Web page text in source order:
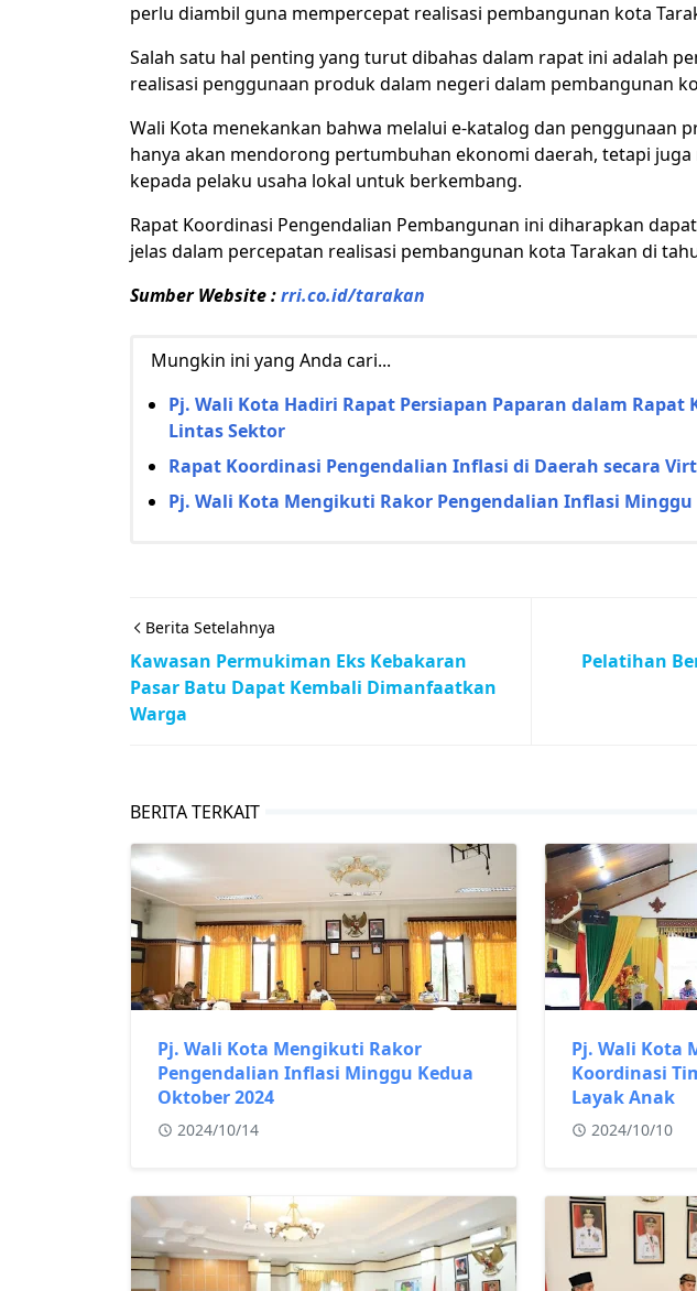
perlu diambil guna mempercepat realisasi pembangunan kota
Salah satu hal penting yang turut dibahas dalam rapat ini adalah
realisasi penggunaan produk dalam negeri dalam pembangunan
Wali Kota menekankan bahwa melalui e-katalog dan penggunaan
hanya akan mendorong pertumbuhan ekonomi daerah, tetapi
kepada pelaku usaha lokal untuk berkembang.
Rapat Koordinasi Pengendalian Pembangunan ini diharapkan
jelas dalam percepatan realisasi pembangunan kota Tarakan di
Sumber Website :rri.co.id/tarakan
Mungkin ini yang Anda cari...
Pj. Wali Kota Hadiri Rapat Persiapan Paparan dalam Rapat
Lintas Sektor
Rapat Koordinasi Pengendalian Inflasi di Daerah secara
Pj. Wali Kota Mengikuti Rakor Pengendalian Inflasi Minggu
Berita Setelahnya
Kawasan Permukiman Eks Kebakaran
Pasar Batu Dapat Kembali Dimanfaatkan
Warga
Pelatihan
BERITA TERKAIT
Pj. Wali Kota Mengikuti Rakor
Pengendalian Inflasi Minggu Kedua
Oktober 2024
2024/10/14
Pj. Wali Kota
Koordinasi
Layak Anak
2024/10/10